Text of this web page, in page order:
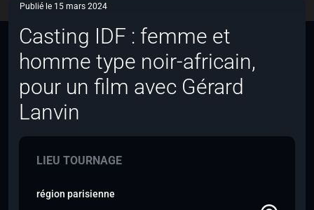
Publié le 15 mars 2024
Casting IDF : femme et
homme type noir-africain,
pour un film avec Gérard
Lanvin
LIEU TOURNAGE
région parisienne